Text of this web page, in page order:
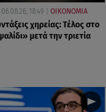
06.08.26, 18:49 ΟΙΚΟΝΟΜΙΑ
χηρείας: Τέλος στο
μετά την τριετία